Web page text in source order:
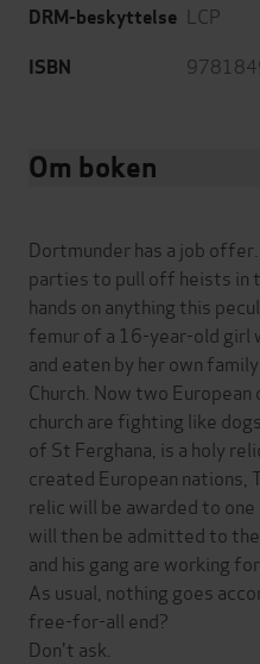
DRM-beskyttelse LCP
ISBN
Om boken
Dortmunder has a job
parties to pull off heists in
hands on anything this
femur of a 16-year-old girl
and eaten by her own
Church. Now two
church are fighting like
of St Ferghana, is a holy
created European nations,
relic will be awarded to
will then be admitted to
and his gang are working
As usual, nothing goes
free-for-all end?
Don't ask.